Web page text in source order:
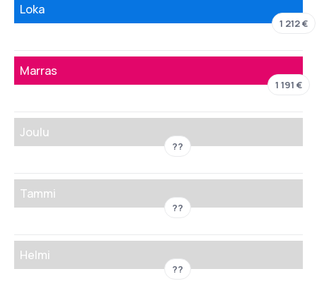
Loka
1 212 €
Marras
1 191 €
Joulu
??
Tammi
??
Helmi
??